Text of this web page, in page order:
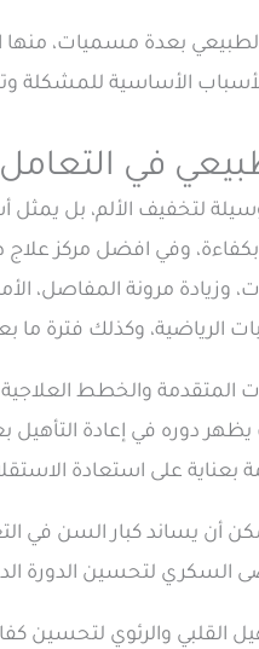
بعدة مسميات، منها
الأساسية للمشكلة
في
لتخفيف الألم، بل
بكفاءة، وفي افضل مركز
وزيادة مرونة المفاصل،
الرياضية، وكذلك فترة ما
المتقدمة والخطط
دوره في إعادة التأهيل
على استعادة
أن يساند كبار السن
السكري لتحسين الدورة
القلبي والرئوي لتحسين